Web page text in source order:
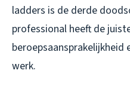
ladders is de derde
professional heeft de
werk.